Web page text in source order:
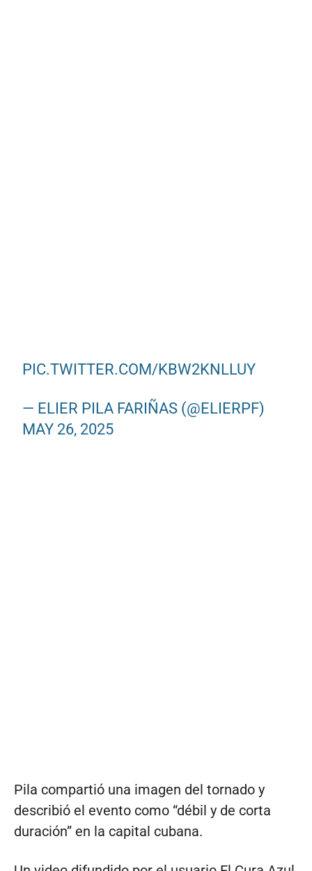
PIC.TWITTER.COM/KBW2KNLLUY
— ELIER PILA FARIÑAS (@ELIERPF)
MAY 26, 2025
Pila compartió una imagen del tornado y
describió el evento como “débil y de corta
duración” en la capital cubana.